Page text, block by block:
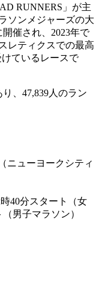
RUNNERS」が主
ソンメジャーズの大
催され、2023年で
レティクスでの最高
ているレースで
、47,839人のラン
ニューヨークシティ
40分スタート（女
男子マラソン）